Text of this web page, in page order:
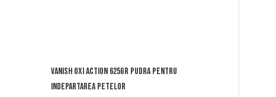
Vanish oxi action 625gr pudra pentru
indepartarea petelor